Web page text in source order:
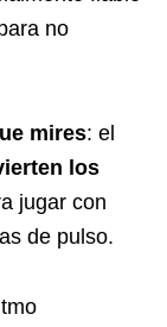
no
mires: el
los
jugar con
de pulso.